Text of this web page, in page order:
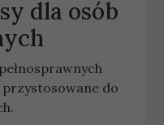
dla osób
do